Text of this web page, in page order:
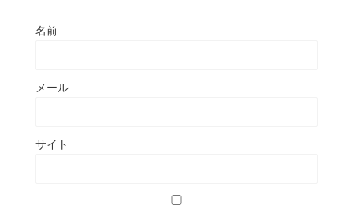
名前
メール
サイト